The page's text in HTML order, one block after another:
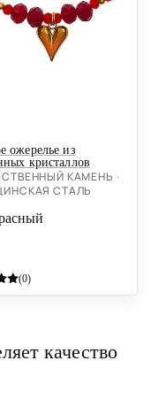
ожерелье из
кристаллов
КАМЕНЬ ·
СТАЛЬ
(0)
качество